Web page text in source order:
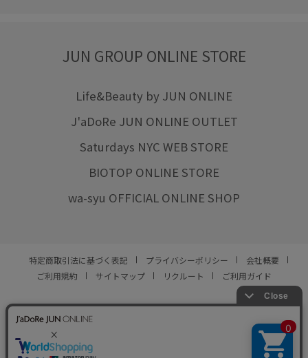
JUN GROUP ONLINE STORE
Life&Beauty by JUN ONLINE
J'aDoRe JUN ONLINE OUTLET
Saturdays NYC WEB STORE
BIOTOP ONLINE STORE
wa-syu OFFICIAL ONLINE SHOP
特定商取引法に基づく表記 プライバシーポリシー
会社概要
ご利用規約
サイトマップ リクルート ご利用ガイド
© JUN CO.,LTD. ALL RIGHTS RESERVED.